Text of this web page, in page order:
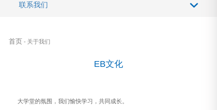
联系我们
首页 - 关于我们
EB文化
大学堂的氛围，我们愉快学习，共同成长。